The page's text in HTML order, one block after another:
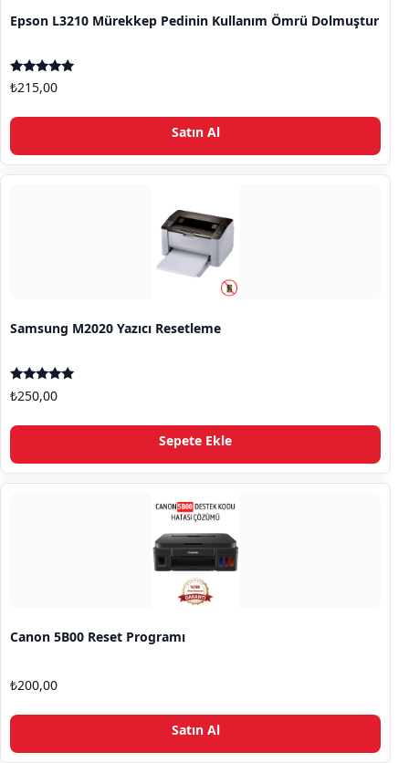
Epson L3210 Mürekkep Pedinin Kullanım Ömrü Dolmuştur
5 üzerinden
5.00
₺215,00
Satın Al
Samsung M2020 Yazıcı Resetleme
5 üzerinden
4.80
₺250,00
Sepete Ekle
Canon 5B00 Reset Programı
₺200,00
Satın Al